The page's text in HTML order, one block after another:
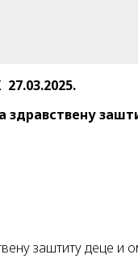
здравствену
заштиту деце